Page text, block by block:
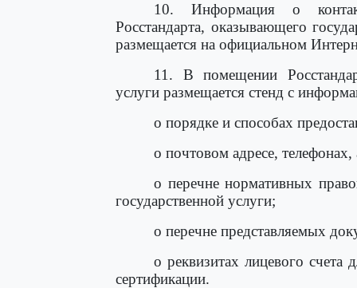
10. Информация о
Росстандарта, оказывающего
размещается на официальном
11. В помещении
услуги размещается стенд с
о порядке и способах
о почтовом адресе,
о перечне нормативных
государственной услуги;
о перечне представляемых
о реквизитах лицевого счета
сертификации.